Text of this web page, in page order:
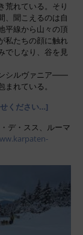
荒れている。そり
、聞こえるのは自
平線から山々の頂
私たちの顔に触れ
でしなり、谷を見
シルヴァニア――
れている。
ください…]
デ・スス、ルーマ